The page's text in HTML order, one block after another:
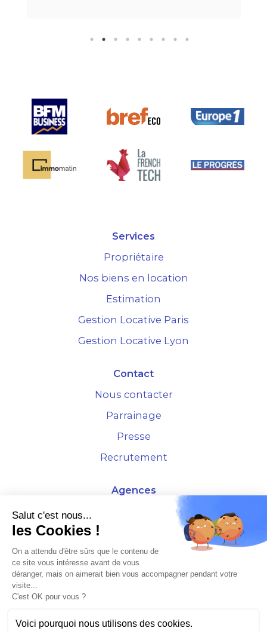
supplémentaire est très bien
Services
Propriétaire
Nos biens en location
Estimation
Gestion Locative Paris
Gestion Locative Lyon
Contact
Nous contacter
Parrainage
Presse
Recrutement
Agences
4 Rue de la Bourse - 69001 Lyon
10 rue d'Austerlitz - 75012 Paris
À L'HORIZON 2025
Salut c'est nous...
les Cookies !
On a attendu d'être sûrs que le contenu de
ce site vous intéresse avant de vous
déranger, mais on aimerait bien vous accompagner pendant votre
visite...
C'est OK pour vous ?
Voici pourquoi nous utilisons des cookies.